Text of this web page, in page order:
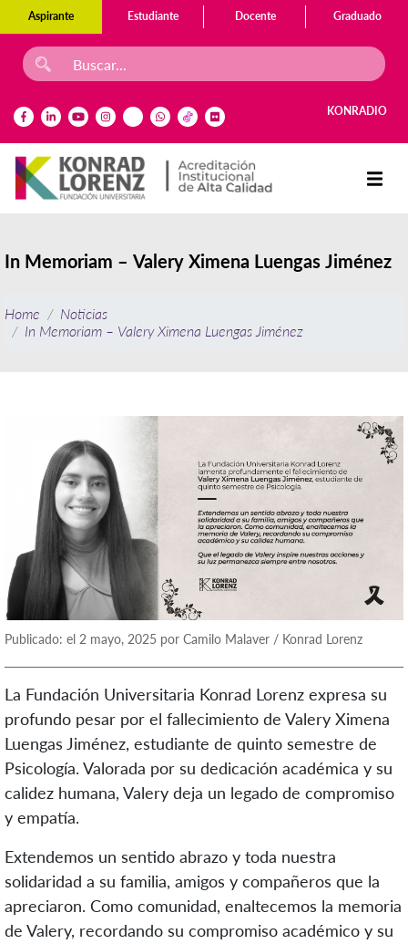
Aspirante Estudiante Docente Graduado
KONRADIO
In Memoriam – Valery Ximena Luengas Jiménez
Home
Noticias
In Memoriam – Valery Ximena Luengas Jiménez
Publicado: el 2 mayo, 2025 por Camilo Malaver / Konrad Lorenz
La Fundación Universitaria Konrad Lorenz expresa su
profundo pesar por el fallecimiento de Valery Ximena
Luengas Jiménez, estudiante de quinto semestre de
Psicología. Valorada por su dedicación académica y su
calidez humana, Valery deja un legado de compromiso
y empatía.
Extendemos un sentido abrazo y toda nuestra
solidaridad a su familia, amigos y compañeros que la
apreciaron. Como comunidad, enaltecemos la memoria
de Valery, recordando su compromiso académico y su